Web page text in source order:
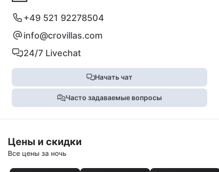
+49 521 92278504
info@crovillas.com
24/7 Livechat
Начать чат
Часто задаваемые вопросы
Цены и скидки
Все цены за ночь